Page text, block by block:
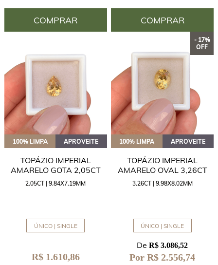
COMPRAR COMPRAR
100% LIMPA APROVEITE
TOPÁZIO IMPERIAL
AMARELO GOTA 2,05CT
2.05CT | 9.84X7.19MM
ÚNICO | SINGLE
R$ 1.610,86
- 17%
OFF
100% LIMPA APROVEITE
TOPÁZIO IMPERIAL
AMARELO OVAL 3,26CT
3.26CT | 9.98X8.02MM
ÚNICO | SINGLE
DeR$ 3.086,52
Por R$ 2.556,74